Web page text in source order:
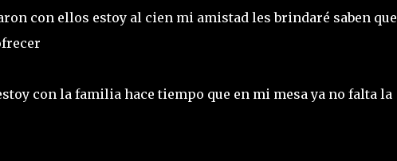
con ellos estoy al cien mi amistad les brindaré saben que
con la familia hace tiempo que en mi mesa ya no falta la